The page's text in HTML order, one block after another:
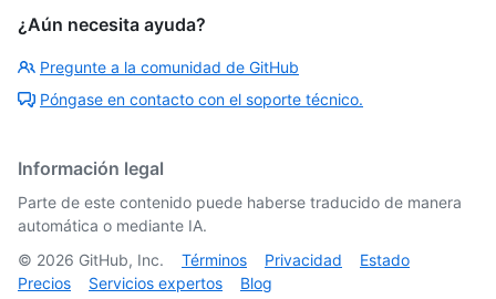
¿Aún necesita ayuda?
Pregunte a la comunidad de GitHub
Póngase en contacto con el soporte técnico.
Información legal
Parte de este contenido puede haberse traducido de manera
automática o mediante IA.
© 2026 GitHub, Inc. Términos Privacidad
Estado
Precios
Servicios expertos Blog